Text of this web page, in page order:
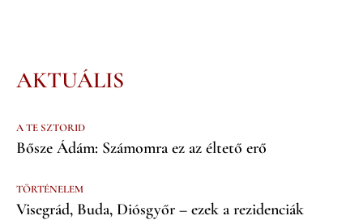
AKTUÁLIS
A TE SZTORID
Bősze Ádám: Számomra ez az éltető erő
TÖRTÉNELEM
Visegrád, Buda, Diósgyőr – ezek a rezidenciák